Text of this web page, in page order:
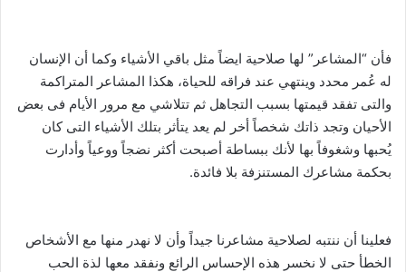
فأن “المشاعر” لها صلاحية ايضاً مثل باقي الأشياء وكما أن الإنسان
له عُمر محدد وينتهي عند فراقه للحياة، هكذا المشاعر المتراكمة
والتى تفقد قيمتها بسبب التجاهل ثم تتلاشي مع مرور الأيام فى بعض
الأحيان وتجد ذاتك شخصاً أخر لم يعد يتأثر بتلك الأشياء التى كان
يُحبها وشغوفاً بها لأنك ببساطة أصبحت أكثر نضجاً ووعياً وأدارت
بحكمة مشاعرك المستنزفة بلا فائدة.
فعلينا أن ننتبه لصلاحية مشاعرنا جيداً وأن لا نهدر منها مع الأشخاص
الخطأ حتى لا نخسر هذه الإحساس الرائع ونفقد معها لذة الحب